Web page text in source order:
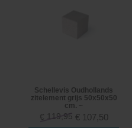
Schellevis Oudhollands
zitelement grijs 50x50x50
cm. ~
€ 119,95 € 107,50